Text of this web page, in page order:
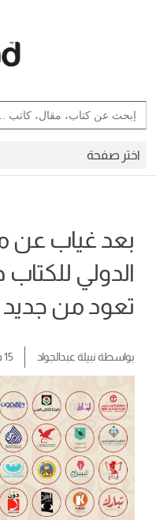
Search
for:
Search Button
اختر صفحة
بعد غياب عن
الدولي
تعود من جديد
بواسطةنبيلة عبدالجواد 15 فبراير، 2022